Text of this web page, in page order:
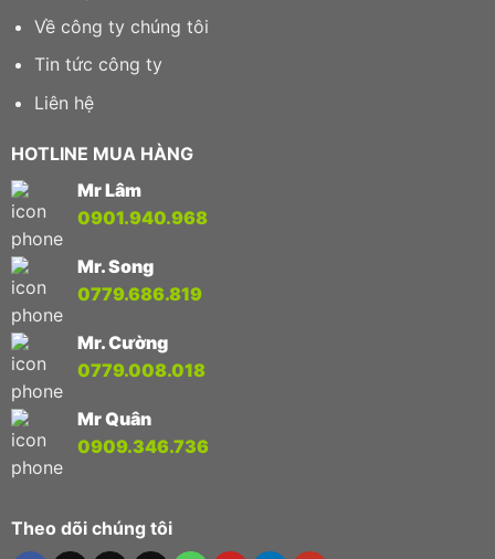
Về công ty chúng tôi
Tin tức công ty
Liên hệ
HOTLINE MUA HÀNG
Mr Lâm
0901.940.968
Mr. Song
0779.686.819
Mr. Cường
0779.008.018
Mr Quân
0909.346.736
Theo dõi chúng tôi